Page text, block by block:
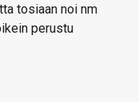
tosiaan noi nm
perustu